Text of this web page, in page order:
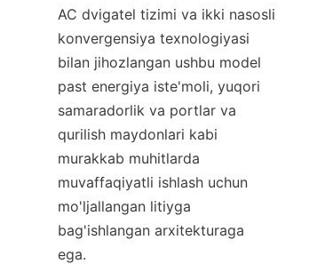
AC dvigatel tizimi va ikki nasosli
konvergensiya texnologiyasi
bilan jihozlangan ushbu model
past energiya iste'moli, yuqori
samaradorlik va portlar va
qurilish maydonlari kabi
murakkab muhitlarda
muvaffaqiyatli ishlash uchun
mo'ljallangan litiyga
bag'ishlangan arxitekturaga
ega.